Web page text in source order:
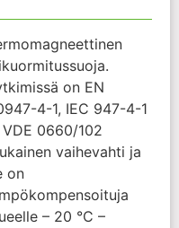
on EN
4-1, IEC 947-4-1
VDE 0660/102
vaihevahti ja
on
– 20 °C –